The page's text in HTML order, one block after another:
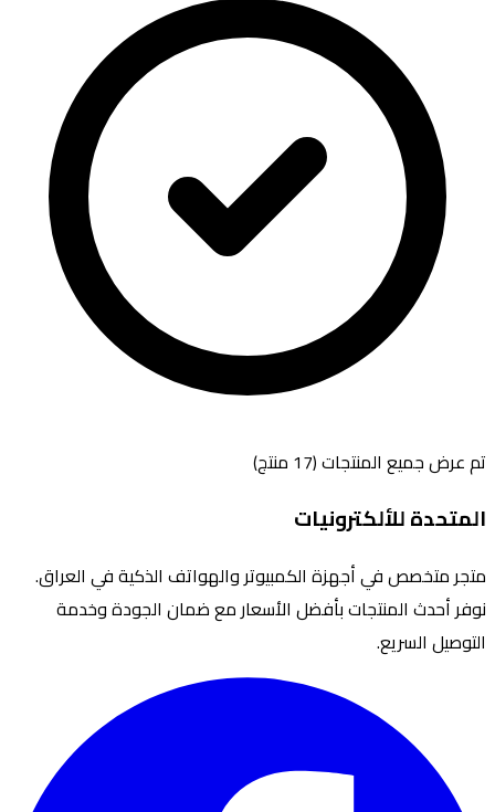
تم عرض جميع المنتجات (17 منتج)
المتحدة للألكترونيات
متجر متخصص في أجهزة الكمبيوتر والهواتف الذكية في العراق.
نوفر أحدث المنتجات بأفضل الأسعار مع ضمان الجودة وخدمة
التوصيل السريع.